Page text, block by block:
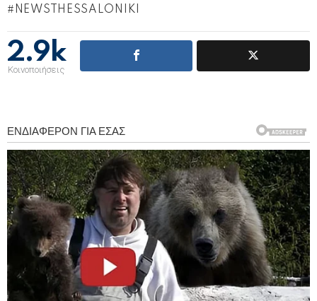
NEWSTHESSALONIKI
2.9k
Κοινοποιήσεις